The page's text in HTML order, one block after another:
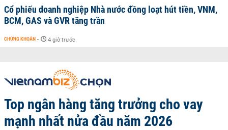
Cổ phiếu doanh nghiệp Nhà nước đồng loạt hút tiền, VNM,
BCM, GAS và GVR tăng trần
CHỨNG KHOÁN - 4 giờ trước
Top ngân hàng tăng trưởng cho vay
mạnh nhất nửa đầu năm 2026